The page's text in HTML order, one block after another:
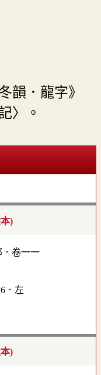
韻．龍字》
〉。
)
．左
)